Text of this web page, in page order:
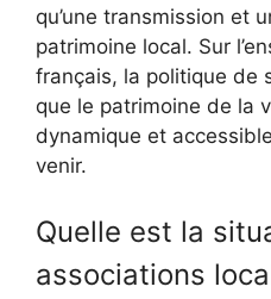
qu’une transmission et
patrimoine local. Sur
français, la politique de
que le patrimoine de la
dynamique et
venir.
Quelle est la
associations